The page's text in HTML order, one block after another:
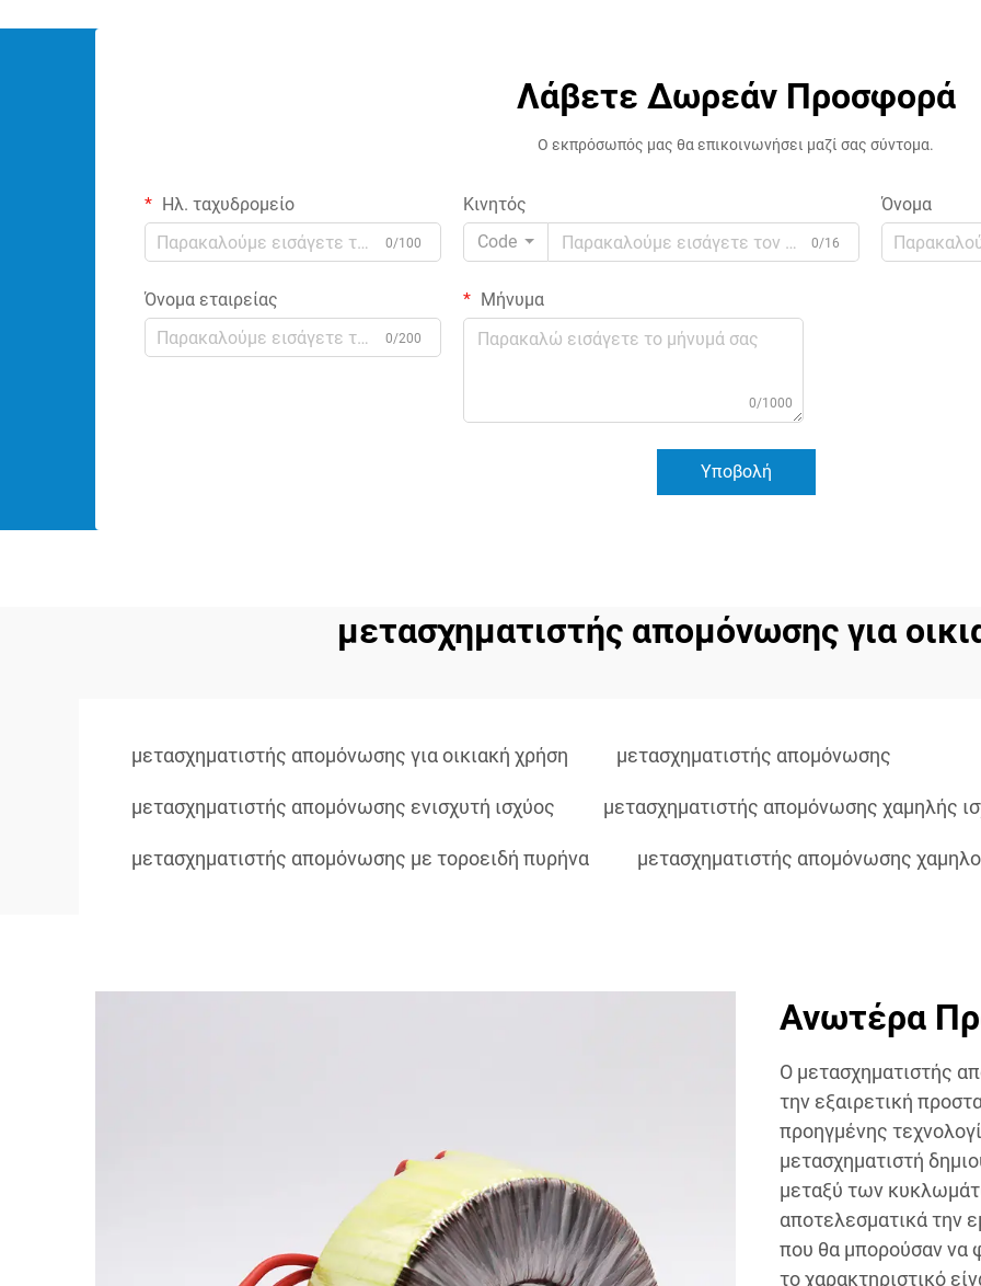
Λάβετε Δωρεάν Προσφορά
Ο εκπρόσωπός μας θα επικοινωνήσει μαζί σας σύντομα.
Ηλ. ταχυδρομείο
0/100
Κινητός
Code
0/16
Όνομα
Όνομα εταιρείας
0/200
Μήνυμα
0/1000
Υποβολή
μετασχηματιστής απομόνωσης για
μετασχηματιστής απομόνωσης για οικιακή χρήση μετασχηματιστής απομόνωσης
μετασχηματιστής απομόνωσης ενισχυτή ισχύος μετασχηματιστής απομόνωσης χαμηλής
μετασχηματιστής απομόνωσης με τοροειδή πυρήνα μετασχηματιστής απομόνωσης
Ανωτέρα
Ο μετασχηματιστής
την εξαιρετική
προηγμένης
μετασχηματιστή
μεταξύ των
αποτελεσματικά την
που θα μπορούσαν να
το χαρακτηριστικό